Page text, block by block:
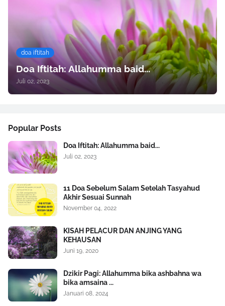
doa iftitah
Doa Iftitah: Allahumma baid...
Juli 02, 2023
Popular Posts
Doa Iftitah: Allahumma baid...
Juli 02, 2023
11 Doa Sebelum Salam Setelah Tasyahud
Akhir Sesuai Sunnah
November 04, 2022
KISAH PELACUR DAN ANJING YANG
KEHAUSAN
Juni 19, 2020
Dzikir Pagi: Allahumma bika ashbahna wa
bika amsaina ...
Januari 08, 2024